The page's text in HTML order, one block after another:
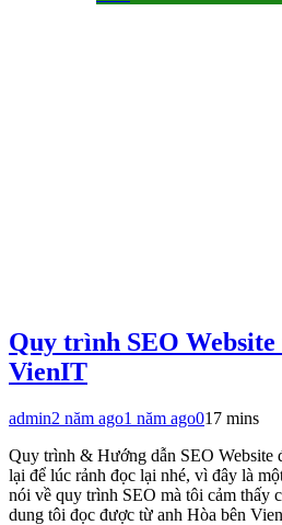
Quy trình SEO
VienIT
admin2 năm ago1 năm ago017 mins
Quy trình & Hướng dẫn SEO Website
lại để lúc rảnh đọc lại nhé, vì đây là
nói về quy trình SEO mà tôi cảm thấy
dung tôi đọc được từ anh Hòa bên